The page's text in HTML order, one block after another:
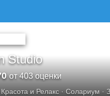
Studio
от 403 оценки
Красота и Релакс · Солариум ·